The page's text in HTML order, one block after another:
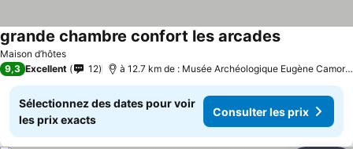
Maison d’hôtes
grande chambre confort les arcadesConsulter
9,3 Excellent 12 à 12.7 km de : Musée Archéologique Eugène
Sélectionnez des dates pour voir
les prix exacts
Consulter les prix